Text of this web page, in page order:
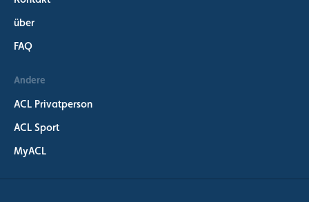
über
FAQ
Andere
ACL Privatperson
ACL Sport
MyACL